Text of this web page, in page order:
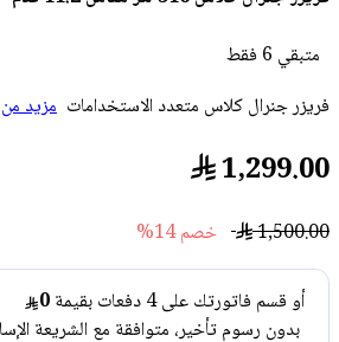
متبقي 6 فقط
فريزر جنرال كلاس متعدد الاستخدامات
مزيد
1,299.00
1,500.00